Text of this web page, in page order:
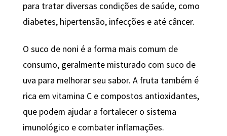
para tratar diversas condições de saúde, como
diabetes, hipertensão, infecções e até câncer.
O suco de noni é a forma mais comum de
consumo, geralmente misturado com suco de
uva para melhorar seu sabor. A fruta também é
rica em vitamina C e compostos antioxidantes,
que podem ajudar a fortalecer o sistema
imunológico e combater inflamações.